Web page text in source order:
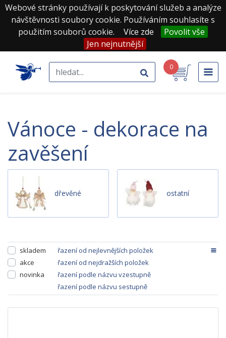
Webové stránky používají k poskytování služeb a analýze
návštěvnosti soubory cookie. Používáním souhlasíte s
použitím souborů cookie.
Více zde
Povolit vše
Jen nejnutnější
0
vánoce - dekorace na
zavěšení
dřevěné ostatní
skladem
akce
novinka
řazení od nejlevnějších položek
řazení od nejdražších položek
řazení podle názvu vzestupně
řazení podle názvu sestupně